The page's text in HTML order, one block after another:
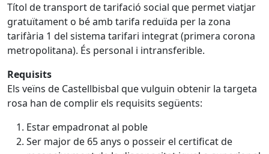
Títol de transport de tarifació social que permet viatjar
gratuïtament o bé amb tarifa reduïda per la zona
tarifària 1 del sistema tarifari integrat (primera corona
metropolitana). És personal i intransferible.
Requisits
Els veïns de Castellbisbal que vulguin obtenir la targeta
rosa han de complir els requisits següents:
Estar empadronat al poble
Ser major de 65 anys o posseir el certificat de